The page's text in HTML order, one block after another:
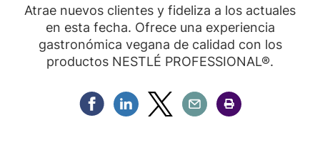
Atrae nuevos clientes y fideliza a los actuales
en esta fecha. Ofrece una experiencia
gastronómica vegana de calidad con los
productos NESTLÉ PROFESSIONAL®.
Compartir Facebook
Compartir Linkedin
Compartir Twitter
Compartir Email
Compartir Imprimir